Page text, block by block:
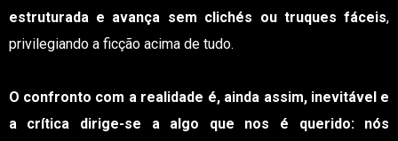
estruturada e avança sem clichés ou truques fáceis,
privilegiando a ficção acima de tudo.
O confronto com a realidade é, ainda assim, inevitável e
a crítica dirige-se a algo que nos é querido: nós